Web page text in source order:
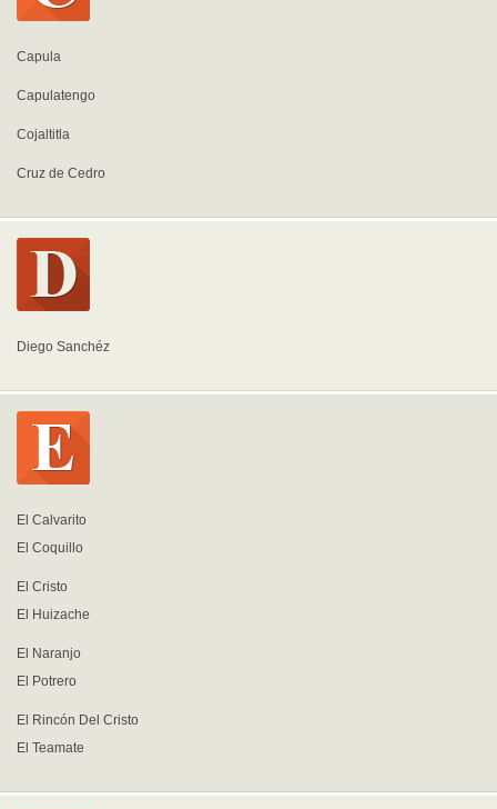
Capula
Capulatengo
Cojaltitla
Cruz de Cedro
Diego Sanchéz
El Calvarito
El Coquillo
El Cristo
El Huizache
El Naranjo
El Potrero
El Rincón Del Cristo
El Teamate